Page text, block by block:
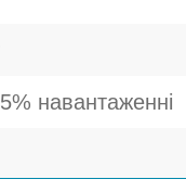
навантаженні